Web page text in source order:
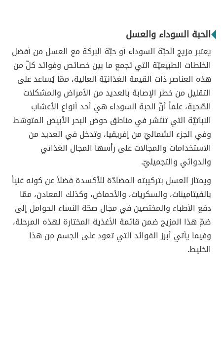
الحبة السوداء والعسل
يعتبر مزيج الحبّة السوداء أو حبّة البركة مع العسل من أفضل
الخلطات الطبيعيّة التي تجمع ما بين خصائص وفوائد كلّ من
هذه العناصر ذات القيمة الغذائيّة العالية، ممّا يُساعد على
التقليل من خطر الإصابة بالعديد من الأمراض والمشكلات
الصّحية، علماً أنّ الحبة السوداء هي أحد أنواع الأعشاب
النباتيّة التي تنتشر في مناطق حوض البحر الأبيض المتوسّط
وفي الجزء الشماليّ من إفريقيا، وتدخل في العديد من
الاستخدامات والمجالات على رأسها المجال الغذائي
والدوائي والتجميليّ.
ويمتاز العسل بتركيبته المضادّة للأكسدة فضلاً عن كونه غنياً
بالفيتامينات، والسكريات، والأحماض، وكذلك المعادن، ممّا
دفع الأطباء والمختصين في مجال صحّة النساء الحوامل إلى
ضمّ هذا المزيج ضمن قائمة الأغذية المختارة لهذه المرحلة،
وفيما يأتي أبرز الفوائد التي تعود على الجسم من هذا
الخليط.